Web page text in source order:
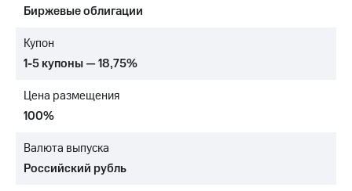
Достижения
Интервью
отчетность
Контакты
Биржевые облигации
Купон
1-5 купоны — 18,75%
Цена размещения
100%
Валюта выпуска
Российский рубль